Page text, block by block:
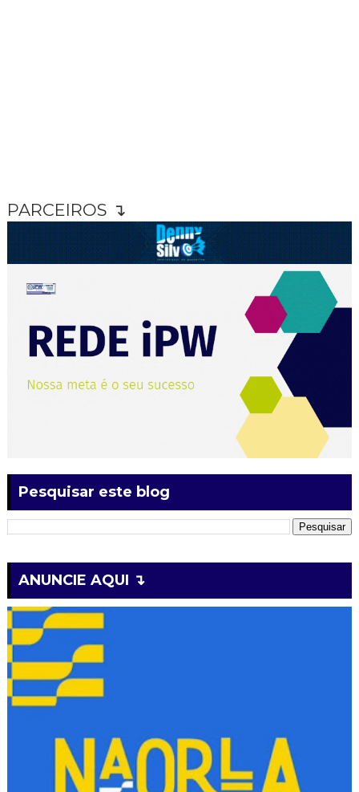
PARCEIROS ↴
Pesquisar este blog
ANUNCIE AQUI ↴